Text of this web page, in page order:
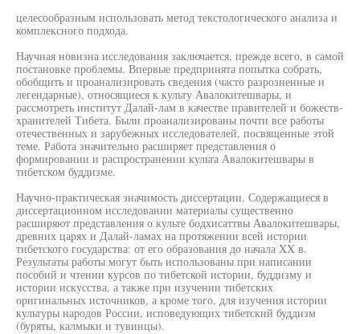
целесообразным использовать метод текстологического анализа и
комплексного подхода.
Научная новизна исследования заключается, прежде всего, в самой
постановке проблемы. Впервые предпринята попытка собрать,
обобщить и проанализировать сведения (часто разрозненные и
легендарные), относящиеся к культу Авалокитешвары, и
рассмотреть институт Далай-лам в качестве правителей и божеств-
хранителей Тибета. Были проанализированы почти все работы
отечественных и зарубежных исследователей, посвященные этой
теме. Работа значительно расширяет представления о
формировании и распространении культа Авалокитешвары в
тибетском буддизме.
Научно-практическая значимость диссертации. Содержащиеся в
диссертационном исследовании материалы существенно
расширяют представления о культе бодхисаттвы Авалокитешвары,
древних царях и Далай-ламах на протяжении всей истории
тибетского государства: от его образования до начала XX в.
Результаты работы могут быть использованы при написании
пособий и чтении курсов по тибетской истории, буддизму и
истории искусства, а также при изучении тибетских
оригинальных источников, а кроме того, для изучения истории
культуры народов России, исповедующих тибетский буддизм
(буряты, калмыки и тувинцы).